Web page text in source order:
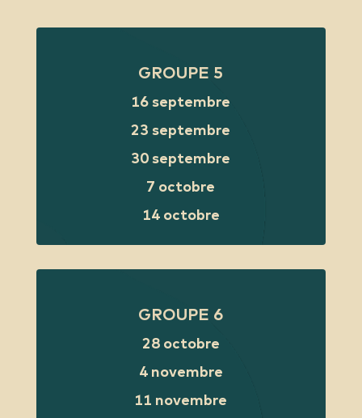
GROUPE 5
16 septembre
23 septembre
30 septembre
7 octobre
14 octobre
GROUPE 6
28 octobre
4 novembre
11 novembre